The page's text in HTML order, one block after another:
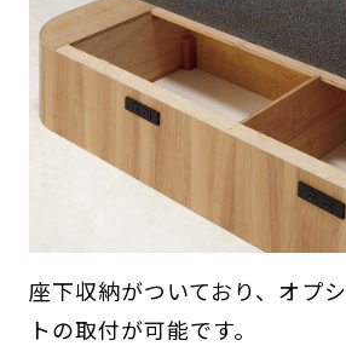
座下収納がついており、オプ
トの取付が可能です。